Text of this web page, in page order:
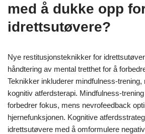
med å dukke opp
idrettsutøvere?
Nye restitusjonsteknikker for
håndtering av mental tretthet for å
Teknikker inkluderer mindfulness-trening,
kognitiv atferdsterapi. Mindfulness-
forbedrer fokus, mens nevrofeedback
hjernefunksjonen. Kognitive
idrettsutøvere med å omformulere